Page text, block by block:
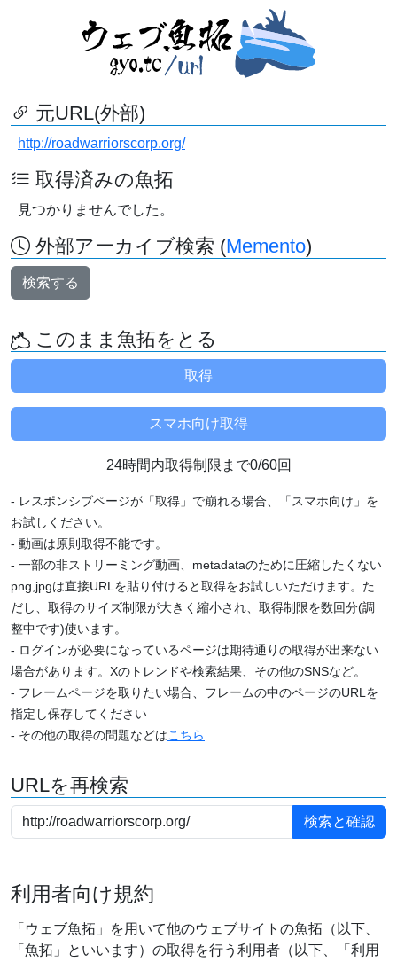
元URL(外部)
http://roadwarriorscorp.org/
取得済みの魚拓
見つかりませんでした。
外部アーカイブ検索 (Memento)
検索する
このまま魚拓をとる
24時間内取得制限まで0/60回
- レスポンシブページが「取得」で崩れる場合、「スマホ向け」を
お試しください。
- 動画は原則取得不能です。
- 一部の非ストリーミング動画、metadataのために圧縮したくない
png,jpgは直接URLを貼り付けると取得をお試しいただけます。た
だし、取得のサイズ制限が大きく縮小され、取得制限を数回分(調
整中です)使います。
- ログインが必要になっているページは期待通りの取得が出来ない
場合があります。Xのトレンドや検索結果、その他のSNSなど。
- フレームページを取りたい場合、フレームの中のページのURLを
指定し保存してください
- その他の取得の問題などはこちら
URLを再検索
利用者向け規約
「ウェブ魚拓」を用いて他のウェブサイトの魚拓（以下、
「魚拓」といいます）の取得を行う利用者（以下、「利用